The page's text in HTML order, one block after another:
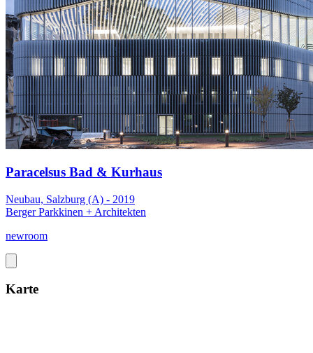
Paracelsus Bad & Kurhaus
Neubau, Salzburg (A) - 2019
Berger Parkkinen + Architekten
newroom
Karte